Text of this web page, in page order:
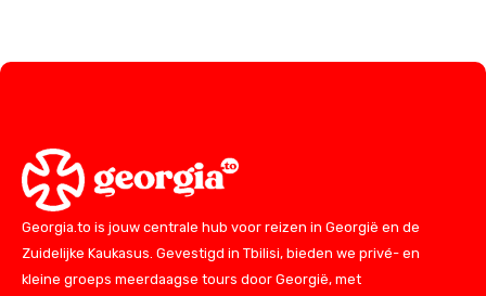
Georgia.to is jouw centrale hub voor reizen in Georgië en de
Zuidelijke Kaukasus. Gevestigd in Tbilisi, bieden we privé- en
kleine groeps meerdaagse tours door Georgië, met